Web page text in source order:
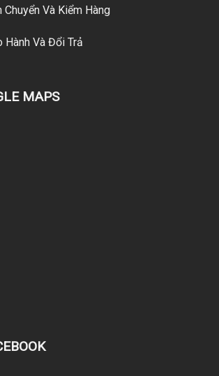
Chuyển Và Kiểm Hàng
Hành Và Đổi Trả
MAPS